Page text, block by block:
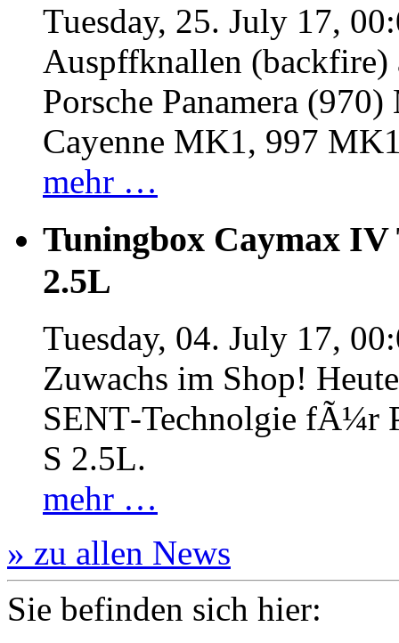
Tuesday, 25. July 17,
Auspffknallen
Porsche Panamera
Cayenne MK1, 997
mehr …
Tuningbox Caymax IV
2.5L
Tuesday, 04. July 17,
Zuwachs im Shop!
SENT‐Technolgie fÃ¼r
S 2.5L.
mehr …
» zu allen News
Sie befinden sich hier: